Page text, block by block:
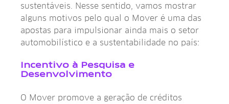
sustentáveis. Nesse sentido, vamos mostrar
alguns motivos pelo qual o Mover é uma das
apostas para impulsionar ainda mais o setor
automobilístico e a sustentabilidade no país:
Incentivo à Pesquisa e
Desenvolvimento
O Mover promove a geração de créditos